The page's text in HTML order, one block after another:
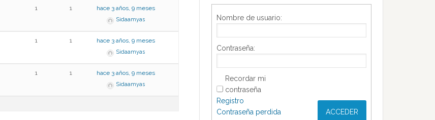
1 1 hace 3 años, 9 meses
Sidaamyas
1 1 hace 3 años, 9 meses
Sidaamyas
1 1 hace 3 años, 9 meses
Sidaamyas
Nombre de usuario:
Contraseña:
Recordar mi
contraseña
ACCEDER
Registro
Contraseña perdida